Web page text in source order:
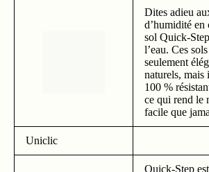
Dites adieu
d’humidité en
sol Quick-
l’eau. Ces
seulement
naturels, mais
100 %
ce qui rend le
facile que
Uniclic
Quick-Step